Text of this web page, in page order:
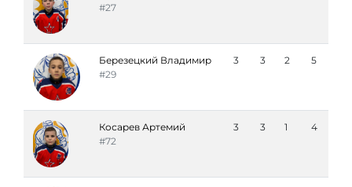
#27
Березецкий Владимир
#29
3 3 2 5
Косарев Артемий
#72
3 3 1 4